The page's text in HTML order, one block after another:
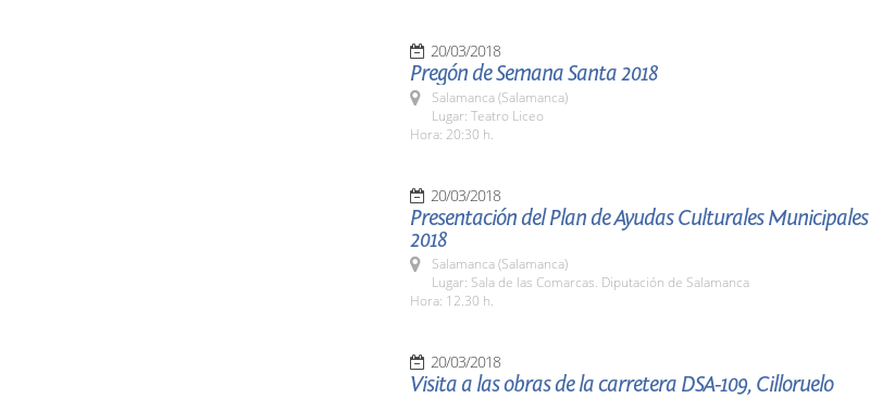
20/03/2018
Pregón de Semana Santa 2018
Salamanca (Salamanca)
Lugar: Teatro Liceo
Hora: 20:30 h.
20/03/2018
Presentación del Plan de Ayudas Culturales Municipales
2018
Salamanca (Salamanca)
Lugar: Sala de las Comarcas. Diputación de Salamanca
Hora: 12.30 h.
20/03/2018
Visita a las obras de la carretera DSA-109, Cilloruelo